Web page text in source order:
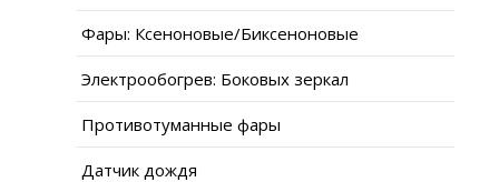
Фары: Ксеноновые/Биксеноновые
Электрообогрев: Боковых зеркал
Противотуманные фары
Датчик дождя